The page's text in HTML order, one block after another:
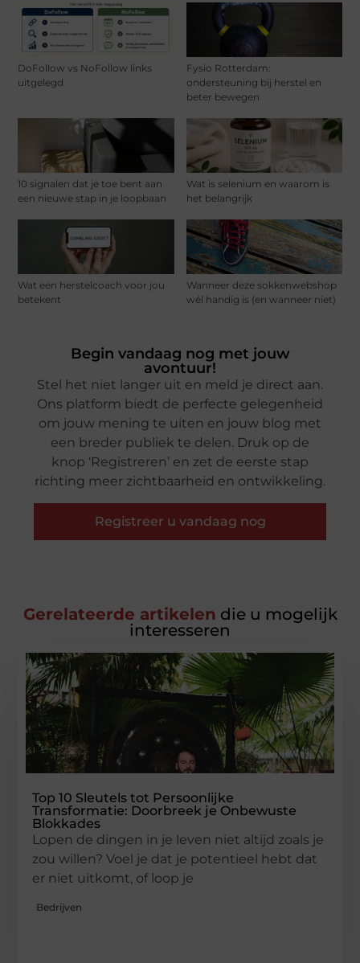
DoFollow vs NoFollow links
uitgelegd
Fysio Rotterdam:
ondersteuning bij herstel en
beter bewegen
10 signalen dat je toe bent aan
een nieuwe stap in je loopbaan
Wat is selenium en waarom is
het belangrijk
Wat een herstelcoach voor jou
betekent
Wanneer deze sokkenwebshop
wél handig is (en wanneer niet)
Begin vandaag nog met jouw
avontuur!
Stel het niet langer uit en meld je direct aan.
Ons platform biedt de perfecte gelegenheid
om jouw mening te uiten en jouw blog met
een breder publiek te delen. Druk op de
knop ‘Registreren’ en zet de eerste stap
richting meer zichtbaarheid en ontwikkeling.
Registreer u vandaag nog
Gerelateerde artikelen die u mogelijk
interesseren
Top 10 Sleutels tot Persoonlijke
Transformatie: Doorbreek je Onbewuste
Blokkades
Lopen de dingen in je leven niet altijd zoals je
zou willen? Voel je dat je potentieel hebt dat
er niet uitkomt, of loop je
Bedrijven